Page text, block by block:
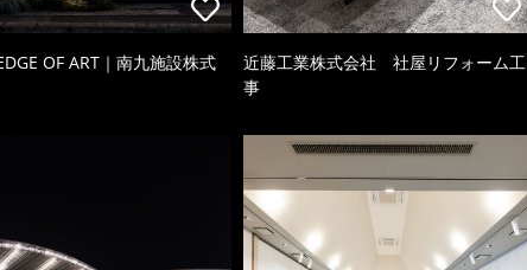
OF ART｜南九施設株式
近藤工業株式会社 社屋リフォーム工
事